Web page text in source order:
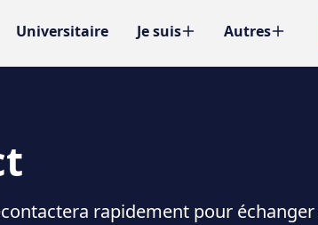
Universitaire Je suis Autres
rapidement pour